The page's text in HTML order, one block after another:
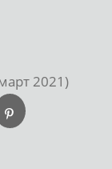
2021)